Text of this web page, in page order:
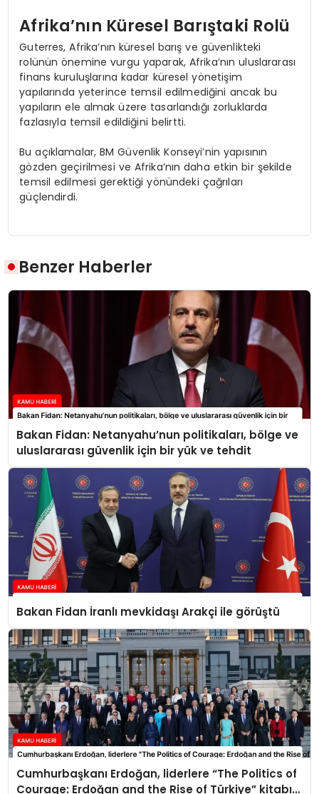
Afrika’nın Küresel Barıştaki Rolü
Guterres, Afrika’nın küresel barış ve güvenlikteki
rolünün önemine vurgu yaparak, Afrika’nın uluslararası
finans kuruluşlarına kadar küresel yönetişim
yapılarında yeterince temsil edilmediğini ancak bu
yapıların ele almak üzere tasarlandığı zorluklarda
fazlasıyla temsil edildiğini belirtti.
Bu açıklamalar, BM Güvenlik Konseyi’nin yapısının
gözden geçirilmesi ve Afrika’nın daha etkin bir şekilde
temsil edilmesi gerektiği yönündeki çağrıları
güçlendirdi.
Benzer Haberler
Bakan Fidan: Netanyahu’nun politikaları, bölge ve
uluslararası güvenlik için bir yük ve tehdit
Bakan Fidan İranlı mevkidaşı Arakçi ile görüştü
Cumhurbaşkanı Erdoğan, liderlere “The Politics of
Courage: Erdoğan and the Rise of Türkiye” kitabını